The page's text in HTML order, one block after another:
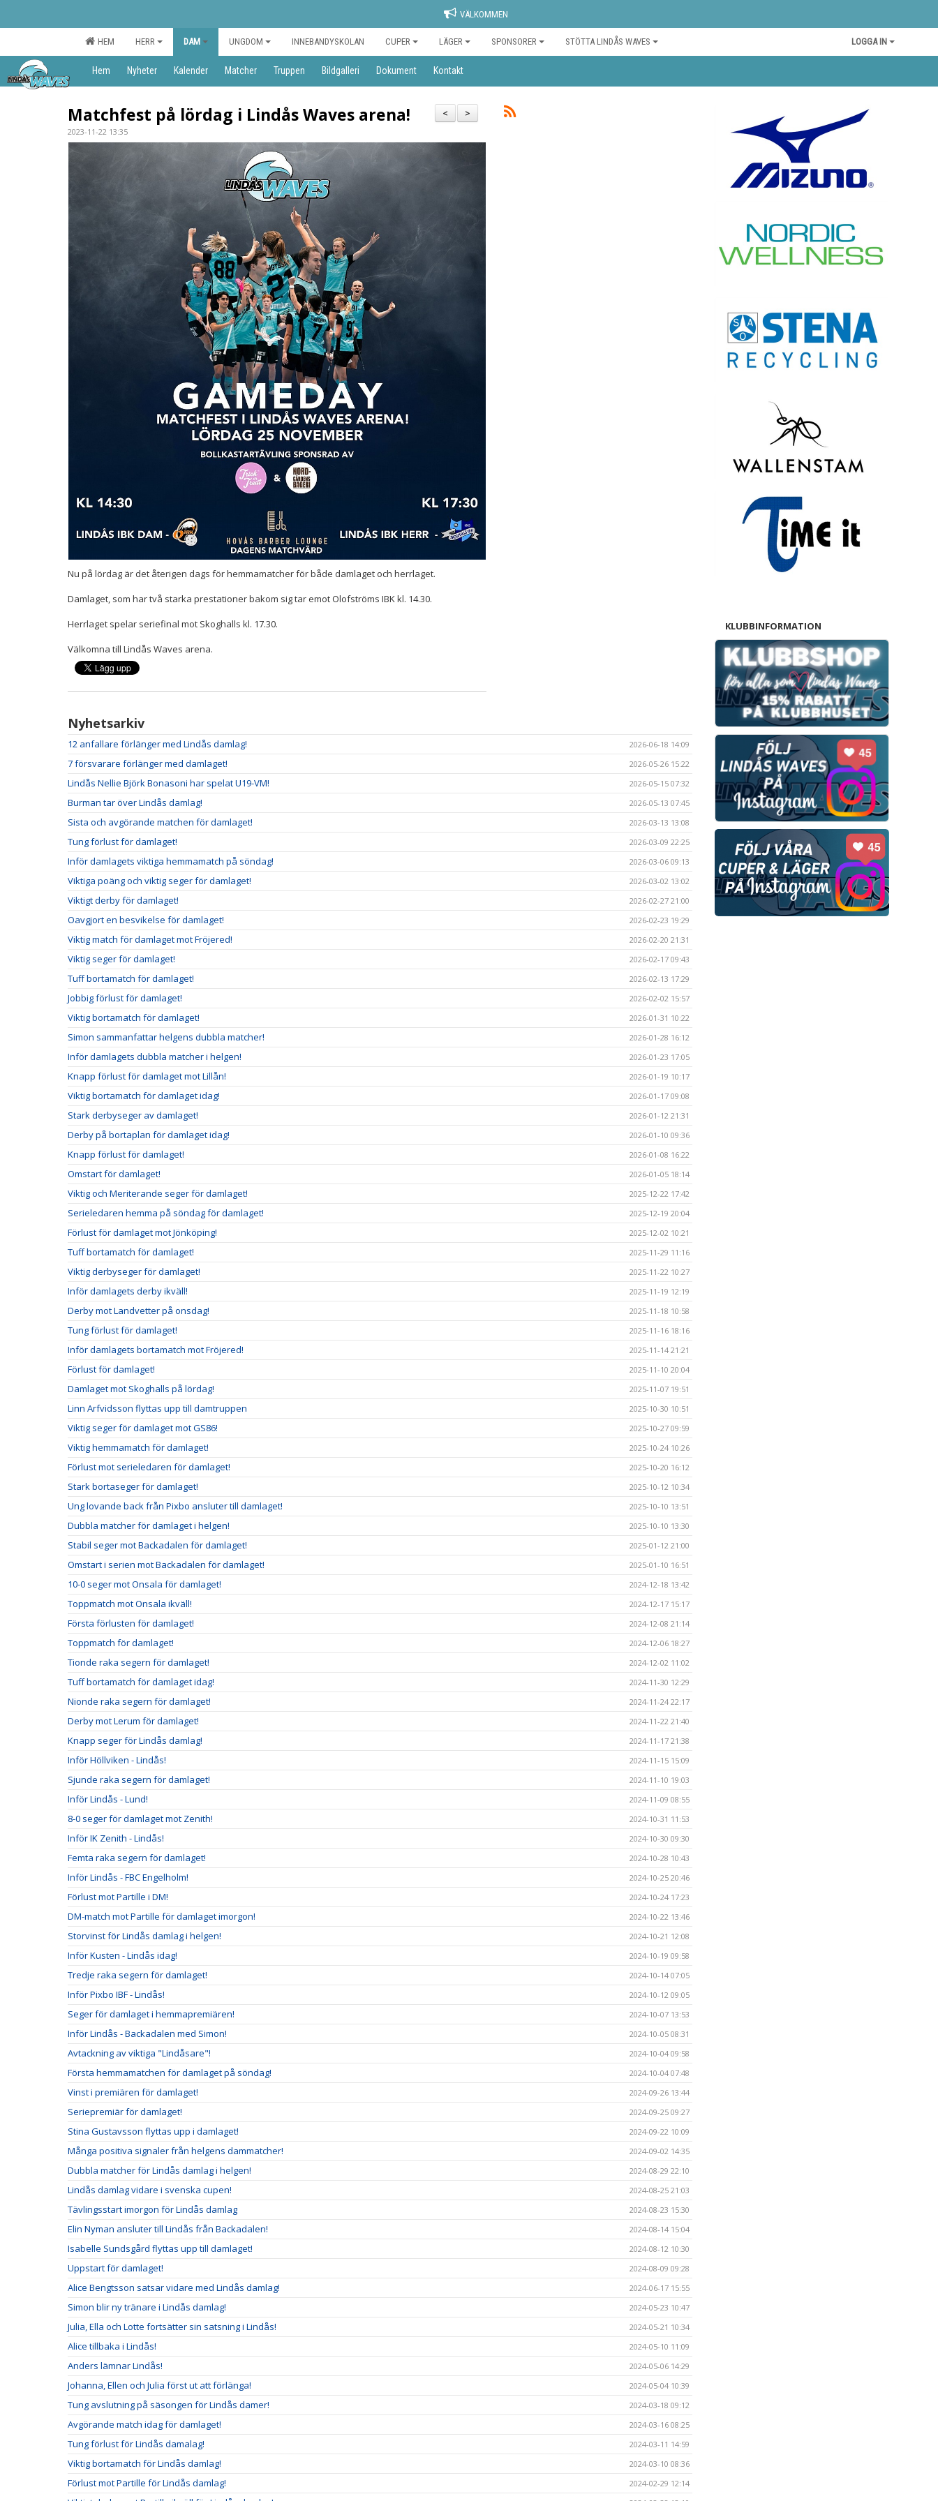
VÄLKOMMEN
HEM HERR DAM UNGDOM INNEBANDYSKOLAN CUPER LÄGER SPONSORER STÖTTA LINDÅS WAVES LOGGA IN
Hem Nyheter Kalender Matcher Truppen Bildgalleri Dokument Kontakt
>
<
Matchfest på lördag i Lindås Waves arena!
2023-11-22 13:35
Nu på lördag är det återigen dags för hemmamatcher för både damlaget och herrlaget.
Damlaget, som har två starka prestationer bakom sig tar emot Olofströms IBK kl. 14.30.
Herrlaget spelar seriefinal mot Skoghalls kl. 17.30.
Välkomna till Lindås Waves arena.
Nyhetsarkiv
12 anfallare förlänger med Lindås damlag! 2026-06-18 14:09
7 försvarare förlänger med damlaget! 2026-05-26 15:22
Lindås Nellie Björk Bonasoni har spelat U19-VM! 2026-05-15 07:32
Burman tar över Lindås damlag! 2026-05-13 07:45
Sista och avgörande matchen för damlaget! 2026-03-13 13:08
Tung förlust för damlaget! 2026-03-09 22:25
Inför damlagets viktiga hemmamatch på söndag! 2026-03-06 09:13
Viktiga poäng och viktig seger för damlaget! 2026-03-02 13:02
Viktigt derby för damlaget! 2026-02-27 21:00
Oavgjort en besvikelse för damlaget! 2026-02-23 19:29
Viktig match för damlaget mot Fröjered! 2026-02-20 21:31
Viktig seger för damlaget! 2026-02-17 09:43
Tuff bortamatch för damlaget! 2026-02-13 17:29
Jobbig förlust för damlaget! 2026-02-02 15:57
Viktig bortamatch för damlaget! 2026-01-31 10:22
Simon sammanfattar helgens dubbla matcher! 2026-01-28 16:12
Inför damlagets dubbla matcher i helgen! 2026-01-23 17:05
Knapp förlust för damlaget mot Lillån! 2026-01-19 10:17
Viktig bortamatch för damlaget idag! 2026-01-17 09:08
Stark derbyseger av damlaget! 2026-01-12 21:31
Derby på bortaplan för damlaget idag! 2026-01-10 09:36
Knapp förlust för damlaget! 2026-01-08 16:22
Omstart för damlaget! 2026-01-05 18:14
Viktig och Meriterande seger för damlaget! 2025-12-22 17:42
Serieledaren hemma på söndag för damlaget! 2025-12-19 20:04
Förlust för damlaget mot Jönköping! 2025-12-02 10:21
Tuff bortamatch för damlaget! 2025-11-29 11:16
Viktig derbyseger för damlaget! 2025-11-22 10:27
Inför damlagets derby ikväll! 2025-11-19 12:19
Derby mot Landvetter på onsdag! 2025-11-18 10:58
Tung förlust för damlaget! 2025-11-16 18:16
Inför damlagets bortamatch mot Fröjered! 2025-11-14 21:21
Förlust för damlaget! 2025-11-10 20:04
Damlaget mot Skoghalls på lördag! 2025-11-07 19:51
Linn Arfvidsson flyttas upp till damtruppen 2025-10-30 10:51
Viktig seger för damlaget mot GS86! 2025-10-27 09:59
Viktig hemmamatch för damlaget! 2025-10-24 10:26
Förlust mot serieledaren för damlaget! 2025-10-20 16:12
Stark bortaseger för damlaget! 2025-10-12 10:34
Ung lovande back från Pixbo ansluter till damlaget! 2025-10-10 13:51
Dubbla matcher för damlaget i helgen! 2025-10-10 13:30
Stabil seger mot Backadalen för damlaget! 2025-01-12 21:00
Omstart i serien mot Backadalen för damlaget! 2025-01-10 16:51
10-0 seger mot Onsala för damlaget! 2024-12-18 13:42
Toppmatch mot Onsala ikväll! 2024-12-17 15:17
Första förlusten för damlaget! 2024-12-08 21:14
Toppmatch för damlaget! 2024-12-06 18:27
Tionde raka segern för damlaget! 2024-12-02 11:02
Tuff bortamatch för damlaget idag! 2024-11-30 12:29
Nionde raka segern för damlaget! 2024-11-24 22:17
Derby mot Lerum för damlaget! 2024-11-22 21:40
Knapp seger för Lindås damlag! 2024-11-17 21:38
Inför Höllviken - Lindås! 2024-11-15 15:09
Sjunde raka segern för damlaget! 2024-11-10 19:03
Inför Lindås - Lund! 2024-11-09 08:55
8-0 seger för damlaget mot Zenith! 2024-10-31 11:53
Inför IK Zenith - Lindås! 2024-10-30 09:30
Femta raka segern för damlaget! 2024-10-28 10:43
Inför Lindås - FBC Engelholm! 2024-10-25 20:46
Förlust mot Partille i DM! 2024-10-24 17:23
DM-match mot Partille för damlaget imorgon! 2024-10-22 13:46
Storvinst för Lindås damlag i helgen! 2024-10-21 12:08
Inför Kusten - Lindås idag! 2024-10-19 09:58
Tredje raka segern för damlaget! 2024-10-14 07:05
Inför Pixbo IBF - Lindås! 2024-10-12 09:05
Seger för damlaget i hemmapremiären! 2024-10-07 13:53
Inför Lindås - Backadalen med Simon! 2024-10-05 08:31
Avtackning av viktiga "Lindåsare"! 2024-10-04 09:58
Första hemmamatchen för damlaget på söndag! 2024-10-04 07:48
Vinst i premiären för damlaget! 2024-09-26 13:44
Seriepremiär för damlaget! 2024-09-25 09:27
Stina Gustavsson flyttas upp i damlaget! 2024-09-22 10:09
Många positiva signaler från helgens dammatcher! 2024-09-02 14:35
Dubbla matcher för Lindås damlag i helgen! 2024-08-29 22:10
Lindås damlag vidare i svenska cupen! 2024-08-25 21:03
Tävlingsstart imorgon för Lindås damlag 2024-08-23 15:30
Elin Nyman ansluter till Lindås från Backadalen! 2024-08-14 15:04
Isabelle Sundsgård flyttas upp till damlaget! 2024-08-12 10:30
Uppstart för damlaget! 2024-08-09 09:28
Alice Bengtsson satsar vidare med Lindås damlag! 2024-06-17 15:55
Simon blir ny tränare i Lindås damlag! 2024-05-23 10:47
Julia, Ella och Lotte fortsätter sin satsning i Lindås! 2024-05-21 10:34
Alice tillbaka i Lindås! 2024-05-10 11:09
Anders lämnar Lindås! 2024-05-06 14:29
Johanna, Ellen och Julia först ut att förlänga! 2024-05-04 10:39
Tung avslutning på säsongen för Lindås damer! 2024-03-18 09:12
Avgörande match idag för damlaget! 2024-03-16 08:25
Tung förlust för Lindås damalag! 2024-03-11 14:59
Viktig bortamatch för Lindås damlag! 2024-03-10 08:36
Förlust mot Partille för Lindås damlag! 2024-02-29 12:14
KLUBBINFORMATION